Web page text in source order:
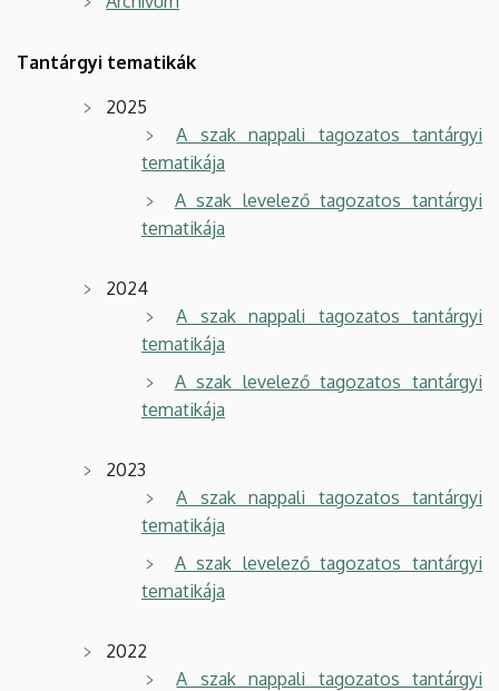
Tantárgyi tematikák
2025
A szak nappali tagozatos tantárgyi
tematikája
A szak levelező tagozatos tantárgyi
tematikája
2024
A szak nappali tagozatos tantárgyi
tematikája
A szak levelező tagozatos tantárgyi
tematikája
2023
A szak nappali tagozatos tantárgyi
tematikája
A szak levelező tagozatos tantárgyi
tematikája
2022
A szak nappali tagozatos tantárgyi